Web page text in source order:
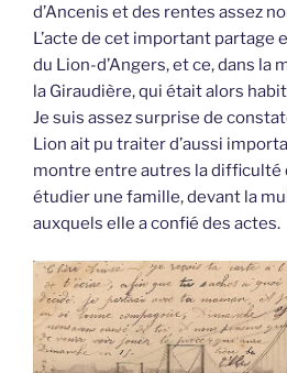
d’Ancenis et des rentes assez
L’acte de cet important partage
du Lion-d’Angers, et ce, dans la
la Giraudière, qui était alors
Je suis assez surprise de
Lion ait pu traiter d’aussi
montre entre autres la difficulté
étudier une famille, devant la
auxquels elle a confié des actes.